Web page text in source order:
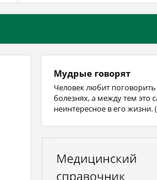
Мудрые говорят
Человек любит
болезнях, а между тем это
неинтересное в его жизни.